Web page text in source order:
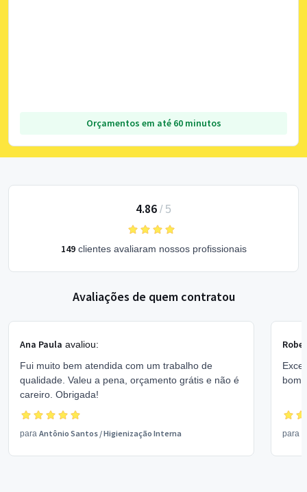
Orçamentos em até 60 minutos
4.86 / 5
149clientes avaliaram nossos profissionais
Avaliações de quem contratou
Ana Paula avaliou:
Fui muito bem atendida com um trabalho de
qualidade. Valeu a pena, orçamento grátis e não é
careiro. Obrigada!
para Antônio Santos /Higienização Interna
bom
para